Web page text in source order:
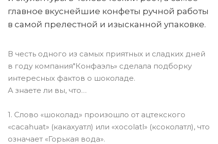
главное вкуснейшие конфеты ручной работы
в самой прелестной и изысканной упаковке.
В честь одного из самых приятных и сладких дней
в году компания"Конфаэль» сделала подборку
интересных фактов о шоколаде.
А знаете ли вы, что…
1. Слово «шоколад» произошло от ацтекского
«cacahuat» (какахуатл) или «xocolatl» (ксоколатл), что
означает «Горькая вода».